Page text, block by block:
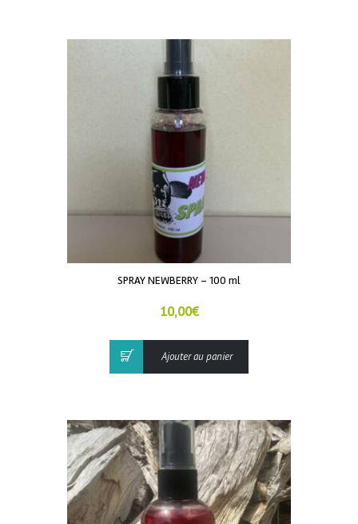
SPRAY NEWBERRY – 100 ml
10,00€
Ajouter au panier